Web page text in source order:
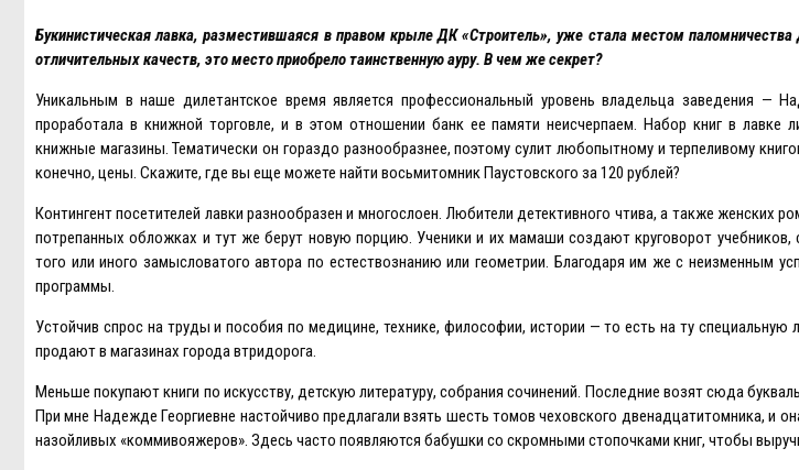
Букинистическая лавка, разместившаяся в правом крыле ДК «Строитель», уже стала местом
отличительных качеств, это место приобрело таинственную ауру. В чем же секрет?
Уникальным в наше дилетантское время является профессиональный уровень владельца заведения —
проработала в книжной торговле, и в этом отношении банк ее памяти неисчерпаем. Набор книг в лавке
книжные магазины. Тематически он гораздо разнообразнее, поэтому сулит любопытному и терпеливому
конечно, цены. Скажите, где вы еще можете найти восьмитомник Паустовского за 120 рублей?
Контингент посетителей лавки разнообразен и многослоен. Любители детективного чтива, а также женских
потрепанных обложках и тут же берут новую порцию. Ученики и их мамаши создают круговорот учебников,
того или иного замысловатого автора по естествознанию или геометрии. Благодаря им же с неизменным
программы.
Устойчив спрос на труды и пособия по медицине, технике, философии, истории — то есть на ту специальную
продают в магазинах города втридорога.
Меньше покупают книги по искусству, детскую литературу, собрания сочинений. Последние возят сюда
При мне Надежде Георгиевне настойчиво предлагали взять шесть томов чеховского двенадцатитомника, и
назойливых «коммивояжеров». Здесь часто появляются бабушки со скромными стопочками книг, чтобы